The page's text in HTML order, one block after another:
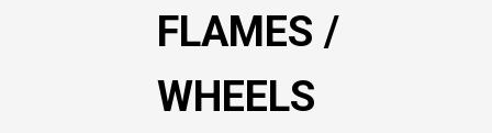
FLAMES /
WHEELS